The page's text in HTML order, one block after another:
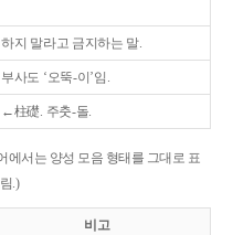
하지 말라고 금지하는 말.
부사도 ‘오뚝-이’임.
←柱礎. 주춧-돌.
에서는 양성 모음 형태를 그대로 표
.)
비고